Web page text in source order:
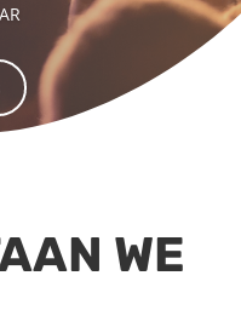
WE